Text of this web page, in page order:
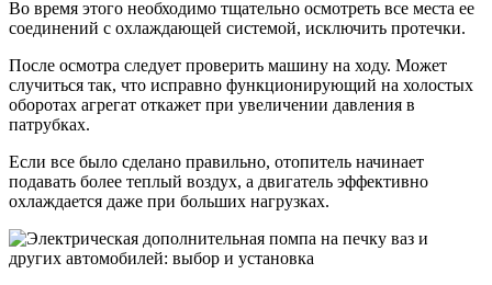
Во время этого необходимо тщательно осмотреть все места ее
соединений с охлаждающей системой, исключить протечки.
После осмотра следует проверить машину на ходу. Может
случиться так, что исправно функционирующий на холостых
оборотах агрегат откажет при увеличении давления в
патрубках.
Если все было сделано правильно, отопитель начинает
подавать более теплый воздух, а двигатель эффективно
охлаждается даже при больших нагрузках.